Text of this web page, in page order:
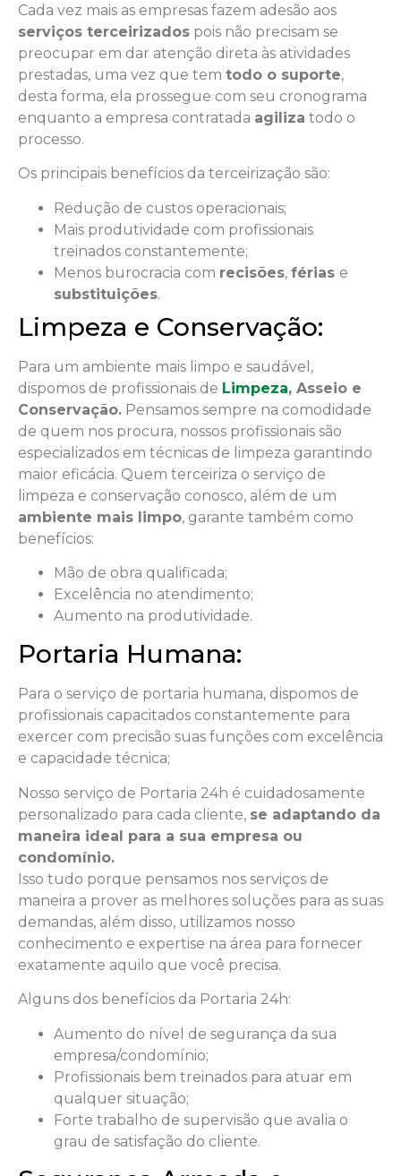
Cada vez mais as empresas fazem adesão aos
serviços terceirizados pois não precisam se
preocupar em dar atenção direta às atividades
prestadas, uma vez que tem todo o suporte,
desta forma, ela prossegue com seu cronograma
enquanto a empresa contratada agiliza todo o
processo.
Os principais benefícios da terceirização são:
Redução de custos operacionais;
Mais produtividade com profissionais
treinados constantemente;
Menos burocracia com recisões, férias e
substituições.
Limpeza e Conservação:
Para um ambiente mais limpo e saudável,
dispomos de profissionais de Limpeza, Asseio e
Conservação. Pensamos sempre na comodidade
de quem nos procura, nossos profissionais são
especializados em técnicas de limpeza garantindo
maior eficácia. Quem terceiriza o serviço de
limpeza e conservação conosco, além de um
ambiente mais limpo, garante também como
benefícios:
Mão de obra qualificada;
Excelência no atendimento;
Aumento na produtividade.
Portaria Humana:
Para o serviço de portaria humana, dispomos de
profissionais capacitados constantemente para
exercer com precisão suas funções com excelência
e capacidade técnica;
Nosso serviço de Portaria 24h é cuidadosamente
personalizado para cada cliente, se adaptando da
maneira ideal para a sua empresa ou
condomínio.
Isso tudo porque pensamos nos serviços de
maneira a prover as melhores soluções para as suas
demandas, além disso, utilizamos nosso
conhecimento e expertise na área para fornecer
exatamente aquilo que você precisa.
Alguns dos benefícios da Portaria 24h:
Aumento do nível de segurança da sua
empresa/condomínio;
Profissionais bem treinados para atuar em
qualquer situação;
Forte trabalho de supervisão que avalia o
grau de satisfação do cliente.